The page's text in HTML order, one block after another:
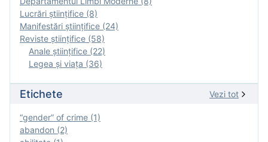
Lucrări științifice (8)
Manifestări ştiinţifice (24)
Reviste ştiinţifice (58)
Anale ştiinţifice (22)
Legea şi viaţa (36)
Etichete Vezi tot
“gender” of crime (1)
abandon (2)